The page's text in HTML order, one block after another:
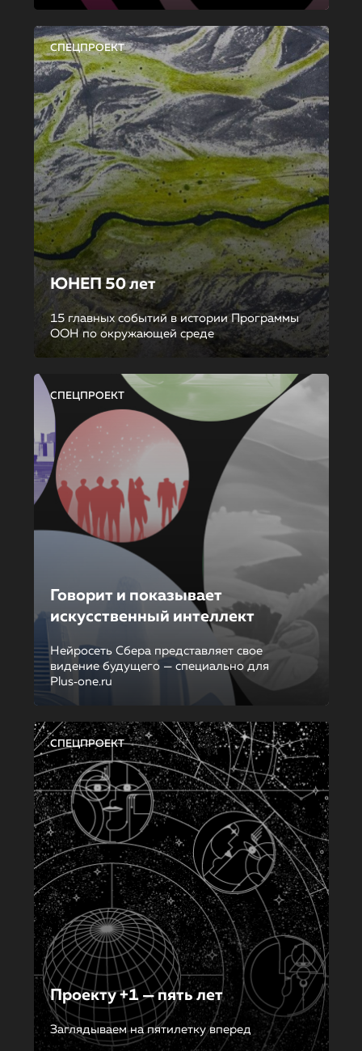
СПЕЦПРОЕКТ
ЮНЕП 50 лет
15 главных событий в истории Программы
ООН по окружающей среде
СПЕЦПРОЕКТ
Говорит и показывает
искусственный интеллект
Нейросеть Сбера представляет свое
видение будущего — специально для
Plus‑one.ru
СПЕЦПРОЕКТ
Проекту +1 — пять лет
Заглядываем на пятилетку вперед